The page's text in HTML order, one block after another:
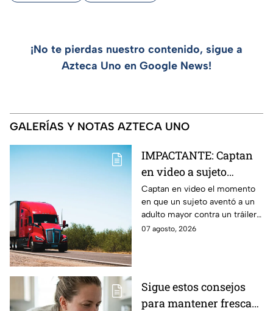
¡No te pierdas nuestro contenido, sigue a
Azteca Uno en Google News!
GALERÍAS Y NOTAS AZTECA UNO
IMPACTANTE: Captan
en video a sujeto
aventando a un adulto
mayor contra un tráiler
y resulta aplastado en
Monterrey
Captan en video el momento
en que un sujeto aventó a un
adulto mayor contra un tráiler y
este es arrollado.
07 agosto, 2026
Sigue estos consejos
para mantener fresca